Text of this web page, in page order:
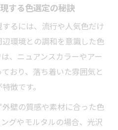
する色選定の秘訣
るには、流行や人気色だけ
環境との調和を意識した色
、ニュアンスカラーやアー
おり、落ち着いた雰囲気と
徴です。
壁の質感や素材に合った色
グやモルタルの場合、光沢